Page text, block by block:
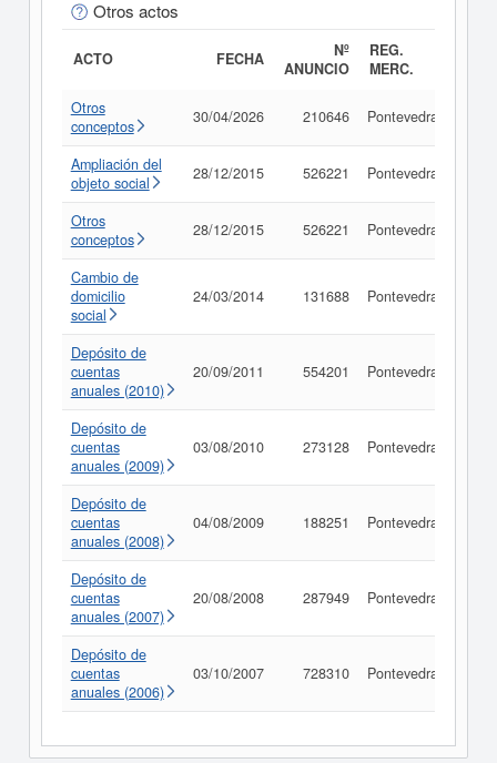
Otros actos
ACTO FECHA
Nº
ANUNCIO
REG.
MERC.
Otros
conceptos
30/04/2026 210646 Pontevedra
Ampliación del
objeto social
28/12/2015 526221 Pontevedra
Otros
conceptos
28/12/2015 526221 Pontevedra
Cambio de
domicilio
social
24/03/2014 131688 Pontevedra
Depósito de
cuentas
anuales (2010)
20/09/2011 554201 Pontevedra
Depósito de
cuentas
anuales (2009)
03/08/2010 273128 Pontevedra
Depósito de
cuentas
anuales (2008)
04/08/2009 188251 Pontevedra
Depósito de
cuentas
anuales (2007)
20/08/2008 287949 Pontevedra
Depósito de
cuentas
anuales (2006)
03/10/2007 728310 Pontevedra